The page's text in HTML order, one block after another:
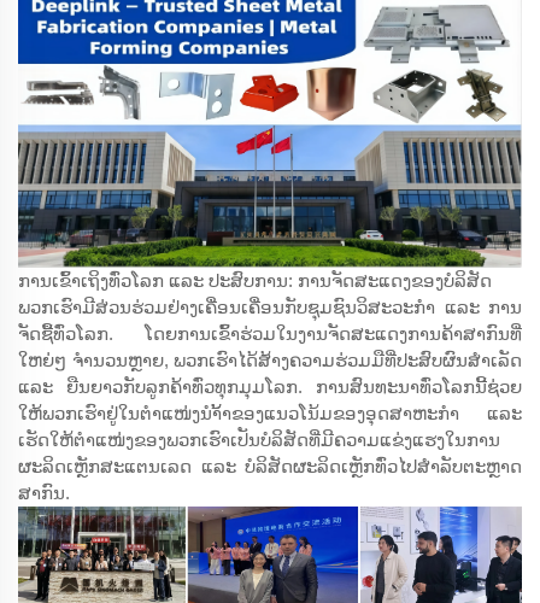
ການເຂົ້າເຖິງທົ່ວໂລກ ແລະ ປະສົບການ: ການຈັດສະແດງຂອງບໍລິສັດ
ພວກເຮົາມີສ່ວນຮ່ວມຢ່າງເຄື່ອນເຄື່ອນກັບຊຸມຊົນວິສະວະກຳ ແລະ ການ
ຈັດຊື້ທົ່ວໂລກ. ໂດຍການເຂົ້າຮ່ວມໃນງານຈັດສະແດງການຄ້າສາກົນທີ່
ໃຫຍ່ໆ ຈຳນວນຫຼາຍ, ພວກເຮົາໄດ້ສ້າງຄວາມຮ່ວມມືທີ່ປະສົບຜົນສຳເລັດ
ແລະ ຍືນຍາວກັບລູກຄ້າທົ່ວທຸກມຸມໂລກ. ການສົນທະນາທົ່ວໂລກນີ້ຊ່ວຍ
ໃຫ້ພວກເຮົາຢູ່ໃນຕຳແໜ່ງນຳ້້າຂອງແນວໂນ້ມຂອງອຸດສາຫະກຳ ແລະ
ເຮັດໃຫ້ຕຳແໜ່ງຂອງພວກເຮົາເປັນບໍລິສັດທີ່ມີຄວາມແຂ່ງແຮງໃນການ
ຜະລິດເຫຼັກສະແຕນເລດ ແລະ ບໍລິສັດຜະລິດເຫຼັກທົ່ວໄປສຳລັບຕະຫຼາດ
ສາກົນ.